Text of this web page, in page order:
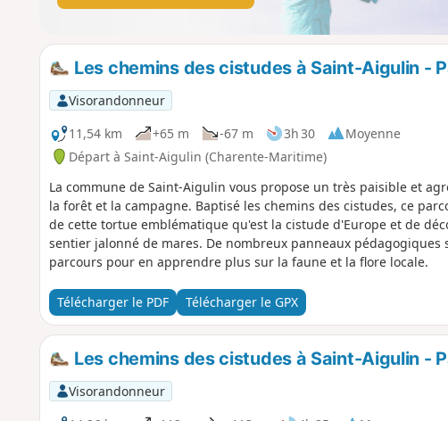
Les chemins des cistudes à Saint-Aigulin -
Visorandonneur
11,54 km
+65 m -67 m 3h 30
Moyenne
Départ à Saint-Aigulin (Charente-Maritime)
La commune de Saint-Aigulin vous propose un très paisible et
la forêt et la campagne. Baptisé les chemins des cistudes, ce
de cette tortue emblématique qu'est la cistude d'Europe et de
sentier jalonné de mares. De nombreux panneaux
parcours pour en apprendre plus sur la faune et la flore locale.
Télécharger le PDF Télécharger le GPX
Les chemins des cistudes à Saint-Aigulin -
Visorandonneur